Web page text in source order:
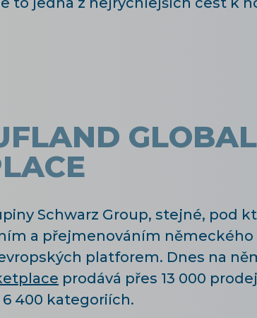
GLOBAL
Schwarz Group, stejné, pod
a přejmenováním německého
platforem. Dnes na
prodává přes 13 000
400 kategoriích.